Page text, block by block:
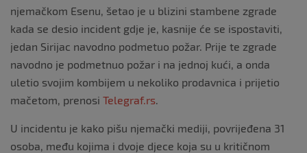
njemačkom Esenu, šetao je u blizini stambene zgrade
kada se desio incident gdje je, kasnije će se ispostaviti,
jedan Sirijac navodno podmetuo požar. Prije te zgrade
navodno je podmetnuo požar i na jednoj kući, a onda
uletio svojim kombijem u nekoliko prodavnica i prijetio
mačetom, prenosi Telegraf.rs
U incidentu je kako pišu njemački mediji, povrijeđena 31
osoba, među kojima i dvoje djece koja su u kritičnom